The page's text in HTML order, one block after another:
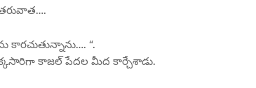
కారచుతున్నాను…. “.
కాజల్ పేదల మీద కార్చేశాడు.